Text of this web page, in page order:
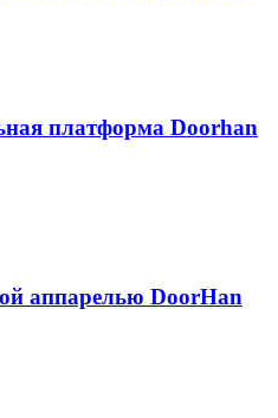
платформа Doorhan
аппарелью DoorHan